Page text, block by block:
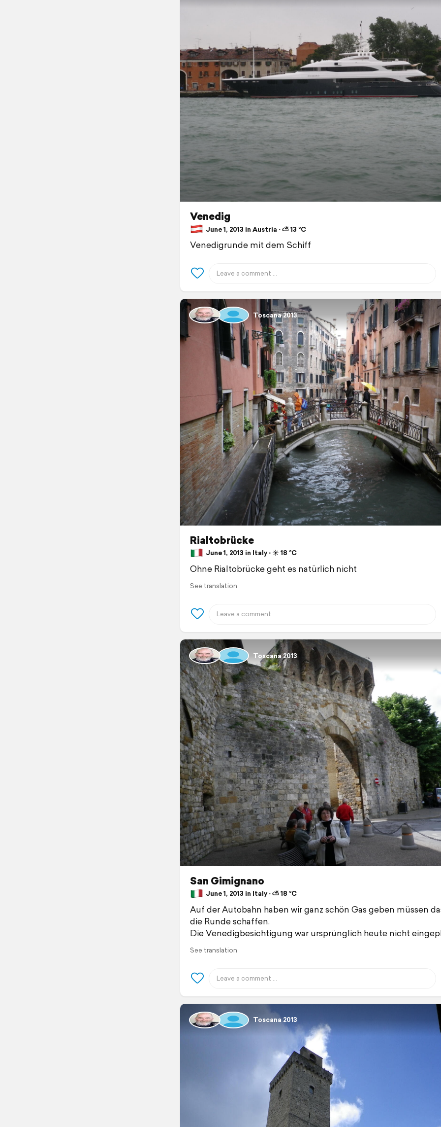
Venedig
June 1, 2013 in Austria ⋅ ⛅ 13 °C
Venedigrunde mit dem Schiff
Toscana 2013
Rialtobrücke
June 1, 2013 in Italy ⋅ ☀️ 18 °C
Ohne Rialtobrücke geht es natürlich nicht
See translation
Toscana 2013
San Gimignano
June 1, 2013 in Italy ⋅ ⛅ 18 °C
Auf der Autobahn haben wir ganz schön Gas geben müssen
die Runde schaffen.
Die Venedigbesichtigung war ursprünglich heute nicht
See translation
Toscana 2013